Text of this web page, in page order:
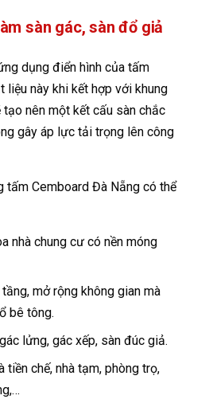
sàn gác, sàn đổ giả
dụng điển hình của tấm
liệu này khi kết hợp với khung
nên một kết cấu sàn chắc
gây áp lực tải trọng lên công
tấm Cemboard Đà Nẵng có thể
nhà chung cư có nền móng
tầng, mở rộng không gian mà
bê tông.
lửng, gác xếp, sàn đúc giả.
tiền chế, nhà tạm, phòng trọ,